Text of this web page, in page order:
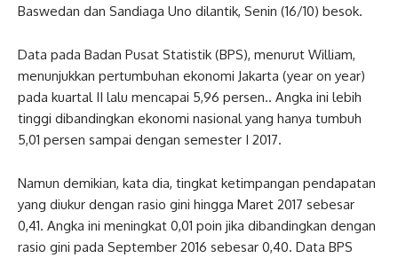
Baswedan dan Sandiaga Uno dilantik, Senin (16/10) besok.
Data pada Badan Pusat Statistik (BPS), menurut William,
menunjukkan pertumbuhan ekonomi Jakarta (year on year)
pada kuartal II lalu mencapai 5,96 persen.. Angka ini lebih
tinggi dibandingkan ekonomi nasional yang hanya tumbuh
5,01 persen sampai dengan semester I 2017.
Namun demikian, kata dia, tingkat ketimpangan pendapatan
yang diukur dengan rasio gini hingga Maret 2017 sebesar
0,41. Angka ini meningkat 0,01 poin jika dibandingkan dengan
rasio gini pada September 2016 sebesar 0,40. Data BPS